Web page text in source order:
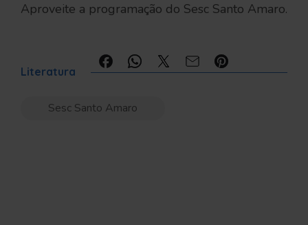
Aproveite a programação do Sesc Santo Amaro.
Literatura
Sesc Santo Amaro